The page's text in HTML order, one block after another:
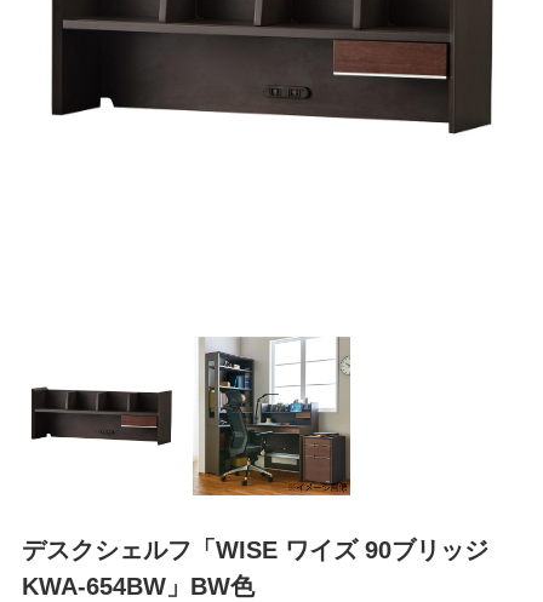
デスクシェルフ「WISE ワイズ 90ブリッジ
KWA-654BW」BW色